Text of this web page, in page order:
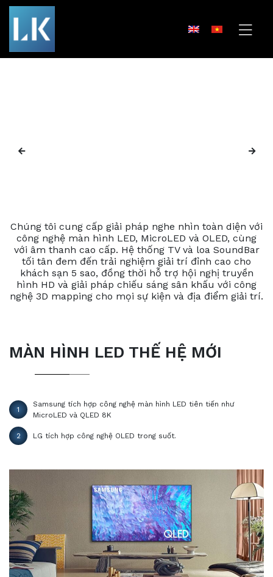
Chúng tôi cung cấp giải pháp nghe nhìn toàn diện với
công nghệ màn hình LED, MicroLED và OLED, cùng
với âm thanh cao cấp. Hệ thống TV và loa SoundBar
tối tân đem đến trải nghiệm giải trí đỉnh cao cho
khách sạn 5 sao, đồng thời hỗ trợ hội nghị truyền
hình HD và giải pháp chiếu sáng sân khấu với công
nghệ 3D mapping cho mọi sự kiện và địa điểm giải trí.
MÀN HÌNH LED THẾ HỆ MỚI
1
Samsung tích hợp công nghệ màn hình LED tiên tiến như
MicroLED và QLED 8K
2 LG tích hợp công nghệ OLED trong suốt.